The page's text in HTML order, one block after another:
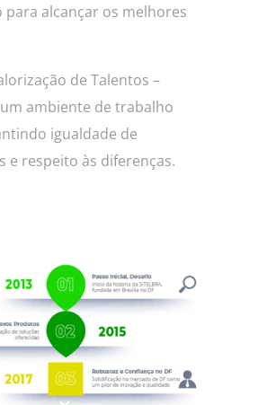
alcançar os melhores
de Talentos –
ambiente de trabalho
igualdade de
e respeito às diferenças.